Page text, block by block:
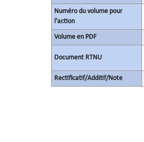
Numéro du volume pour
l'action
Volume en PDF
Document RTNU
Rectificatif/Additif/Note